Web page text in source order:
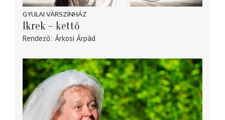
GYULAI VÁRSZÍNHÁZ
Ikrek – kettő
Rendező Árkosi Árpád